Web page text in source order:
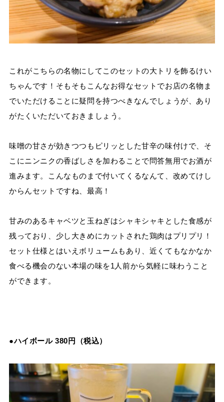
これがこちらの名物にしてこのセットの大トリを飾るけい
ちゃんです！そもそもこんなお得なセットでお店の名物ま
でいただけることに疑問を持つべきなんでしょうが、あり
がたくいただいておきましょう。
味噌の甘さが効きつつもピリッとした甘辛の味付けで、そ
こにニンニクの香ばしさを加わることで問答無用でお酒が
進みます。こんなものまで付いてくるなんて、改めてけし
からんセットですね、最高！
甘みのあるキャベツと玉ねぎはシャキシャキとした食感が
残っており、少し大きめにカットされた鶏肉はプリプリ！
セット仕様とはいえボリュームもあり、近くてもなかなか
食べる機会のない本場の味を1人前から気軽に味わうこと
ができます。
●ハイボール 380円（税込）